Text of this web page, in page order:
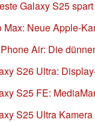
Galaxy S25
Neue Apple-
Air: Die
S26 Ultra:
S25 FE:
S25 Ultra